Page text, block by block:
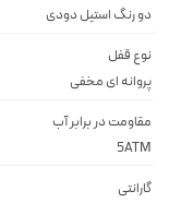
دو رنگ استيل دودى
نوع قفل
پروانه اى مخفى
مقاومت در برابر آب
5ATM
گارانتی